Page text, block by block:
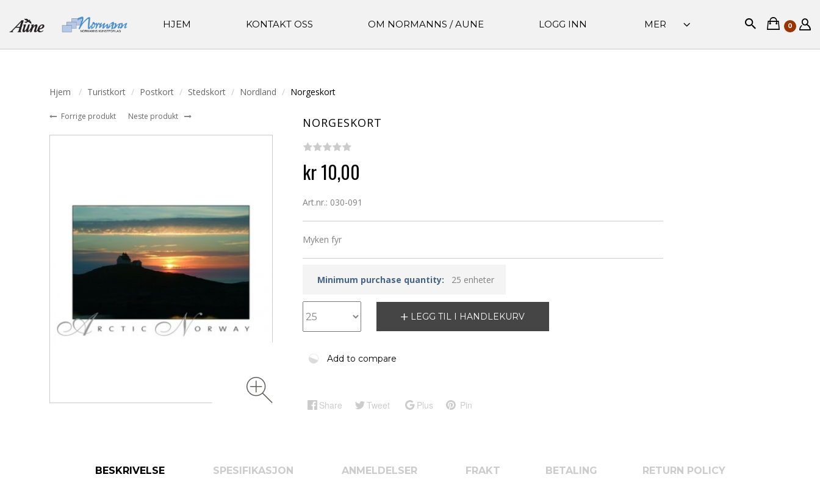
HJEM KONTAKT OSS OM NORMANNS / AUNE LOGG INN MER 0
Hjem Turistkort Postkort Stedskort Nordland Norgeskort
Forrige produkt Neste produkt NORGESKORT
kr 10,00
Art.nr.: 030-091
Myken fyr
Minimum purchase quantity: 25 enheter
LEGG TIL I HANDLEKURV
Add to compare
Share Tweet Plus Pin
BESKRIVELSE SPESIFIKASJON ANMELDELSER FRAKT BETALING RETURN POLICY